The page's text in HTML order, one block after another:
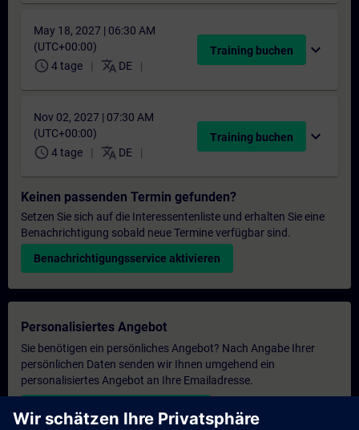
May 18, 2027 | 06:30 AM
(UTC+00:00)
schedule 4 tage translate DE
Training buchen expand_more
Nov 02, 2027 | 07:30 AM
(UTC+00:00)
schedule 4 tage translate DE
Training buchen expand_more
Keinen passenden Termin gefunden?
Setzen Sie sich auf die Interessentenliste und erhalten Sie eine
Benachrichtigung sobald neue Termine verfügbar sind.
Benachrichtigungsservice aktivieren
Personalisiertes Angebot
Sie benötigen ein persönliches Angebot? Nach Angabe Ihrer
persönlichen Daten senden wir Ihnen umgehend ein
personalisiertes Angebot an Ihre Emailadresse.
Persönliches Angebot zusenden